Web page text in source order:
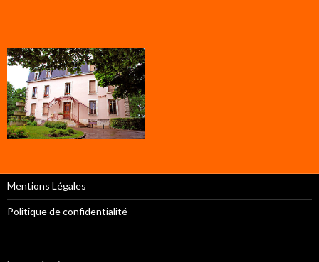
Mentions Légales
Politique de confidentialité